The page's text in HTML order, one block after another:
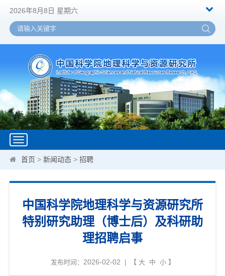
2026年8月8日 星期六
Toggle
navigation
首页 >新闻动态 >招聘
中国科学院地理科学与资源研究所
特别研究助理（博士后）及科研助
理招聘启事
发布时间： 2026-02-02 | 【 大 中 小】